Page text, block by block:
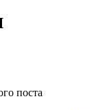
поста